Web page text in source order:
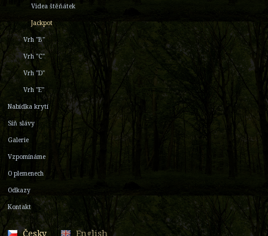
Videa štěňátek
Jackpot
Vrh "B"
Vrh "C"
Vrh "D"
Vrh "E"
Nabídka krytí
Síň slávy
Galerie
Vzpomínáme
O plemenech
Odkazy
Kontakt
Česky English